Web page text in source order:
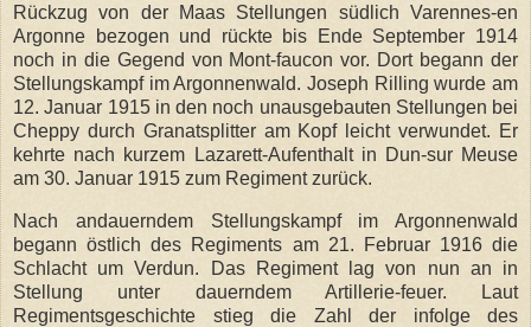
Rückzug von der Maas Stellungen südlich Varennes-en
Argonne bezogen und rückte bis Ende September 1914
noch in die Gegend von Mont-faucon vor. Dort begann der
Stellungskampf im Argonnenwald. Joseph Rilling wurde am
12. Januar 1915 in den noch unausgebauten Stellungen bei
Cheppy durch Granatsplitter am Kopf leicht verwundet. Er
kehrte nach kurzem Lazarett-Aufenthalt in Dun-sur Meuse
am 30. Januar 1915 zum Regiment zurück.
Nach andauerndem Stellungskampf im Argonnenwald
begann östlich des Regiments am 21. Februar 1916 die
Schlacht um Verdun. Das Regiment lag von nun an in
Stellung unter dauerndem Artillerie-feuer. Laut
Regimentsgeschichte stieg die Zahl der infolge des